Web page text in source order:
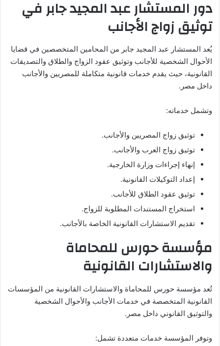
دور المستشار عبد المجيد جابر في
توثيق زواج الأجانب
يُعد المستشار عبد المجيد جابر من المحامين المتخصصين في قضايا
الأحوال الشخصية للأجانب وتوثيق عقود الزواج والطلاق والتصديقات
القانونية، حيث يقدم خدمات قانونية متكاملة للمصريين والأجانب
داخل مصر.
وتشمل خدماته:
توثيق زواج المصريين والأجانب.
توثيق زواج العرب والأجانب.
إنهاء إجراءات وزارة الخارجية.
إعداد التوكيلات القانونية.
توثيق عقود الطلاق للأجانب.
استخراج المستندات المطلوبة للزواج.
تقديم الاستشارات القانونية الخاصة بالأجانب.
مؤسسة حورس للمحاماة
والاستشارات القانونية
تُعد مؤسسة حورس للمحاماة والاستشارات القانونية من المؤسسات
القانونية المتخصصة في خدمات الأجانب والأحوال الشخصية
والتوثيق القانوني داخل مصر.
وتوفر المؤسسة خدمات متعددة تشمل: